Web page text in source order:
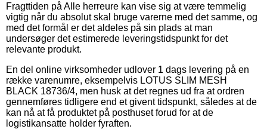
Fragttiden på Alle herreure kan vise sig at være temmelig
vigtig når du absolut skal bruge varerne med det samme, og
med det formål er det aldeles på sin plads at man
undersøger det estimerede leveringstidspunkt for det
relevante produkt.
En del online virksomheder udlover 1 dags levering på en
række varenumre, eksempelvis LOTUS SLIM MESH
BLACK 18736/4, men husk at det regnes ud fra at ordren
gennemføres tidligere end et givent tidspunkt, således at de
kan nå at få produktet på posthuset forud for at de
logistikansatte holder fyraften.